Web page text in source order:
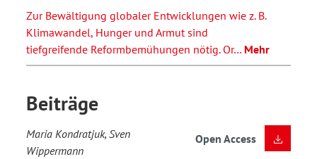
Zur Bewältigung globaler Entwicklungen wie z. B.
Klimawandel, Hunger und Armut sind
tiefgreifende Reformbemühungen nötig. Or… Mehr
Beiträge
Maria Kondratjuk, Sven
Wippermann
Open Access